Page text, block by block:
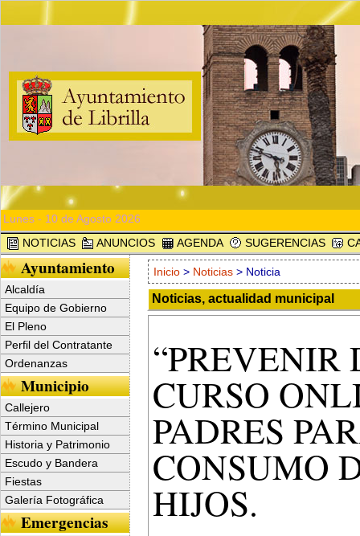
Lunes - 10 de Agosto 2026
NOTICIAS
ANUNCIOS AGENDA SUGERENCIAS
Ayuntamiento
Alcaldía
Equipo de Gobierno
El Pleno
Perfil del Contratante
Ordenanzas
Municipio
Callejero
Término Municipal
Historia y Patrimonio
Escudo y Bandera
Fiestas
Galería Fotográfica
Emergencias
Inicio> Noticias > Noticia
Noticias, actualidad municipal
“PREVENIR
CURSO
PADRES
CONSUMO
HIJOS.